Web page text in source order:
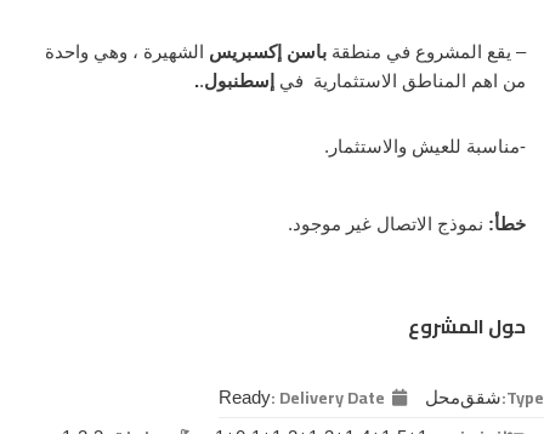
– يقع المشروع في منطقة باسن إكسبريس الشهيرة ، وهي واحدة
من اهم المناطق الاستثمارية في إسطنبول.
.
-مناسبة للعيش والاستثمار.
خطأ: نموذج الاتصال غير موجود.
حول المشروع
Type: شققمحل Ready